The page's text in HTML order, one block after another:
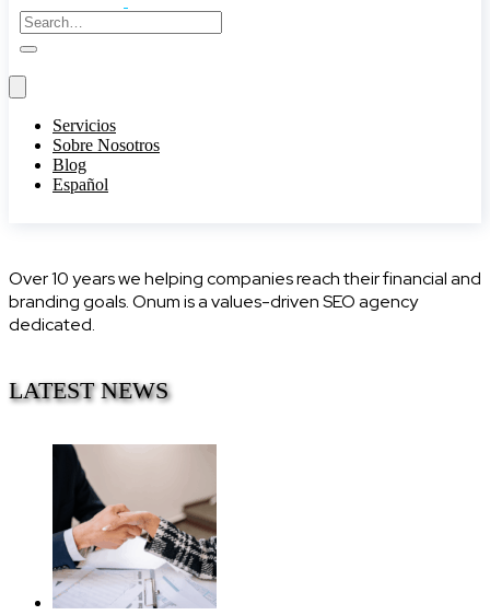
Servicios
Sobre Nosotros
Blog
Español
Over 10 years we helping companies reach their financial and
branding goals. Onum is a values-driven SEO agency
dedicated.
LATEST NEWS